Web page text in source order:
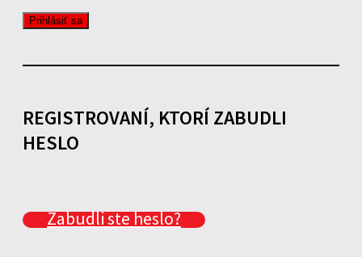
REGISTROVANÍ, KTORÍ ZABUDLI
HESLO
Zabudli ste heslo?